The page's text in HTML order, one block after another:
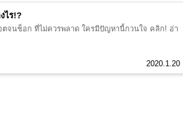
ไร!?
2020.1.20
จนช็อก ที่ไม่ควรพลาด ใครมีปัญหานี้กวนใจ คลิก! อ่า